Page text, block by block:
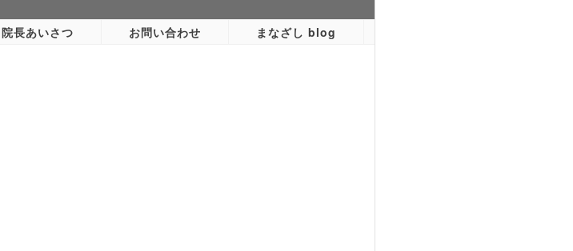
院長あいさつ お問い合わせ まなざし blog